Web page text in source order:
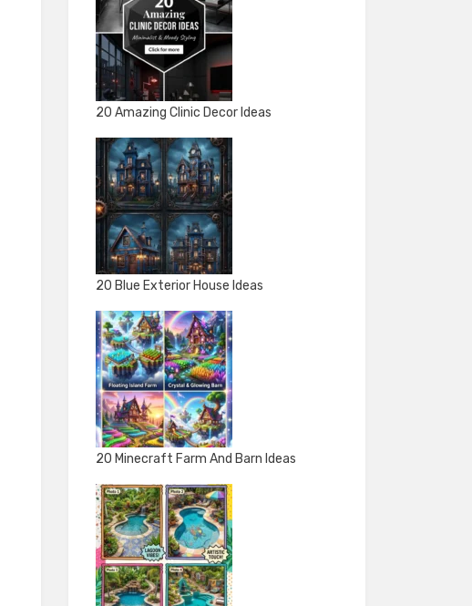
20 Amazing Clinic Decor Ideas
20 Blue Exterior House Ideas
20 Minecraft Farm And Barn Ideas